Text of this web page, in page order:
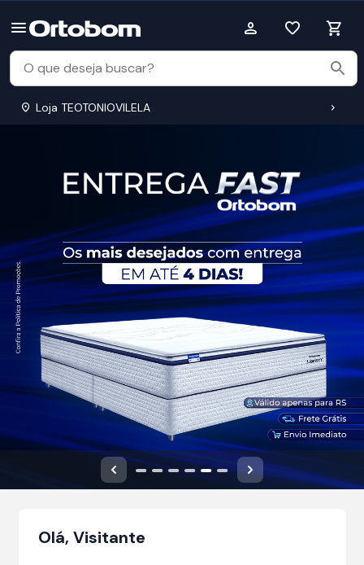
Loja TEOTONIOVILELA
Anterior Próximo
Olá, Visitante